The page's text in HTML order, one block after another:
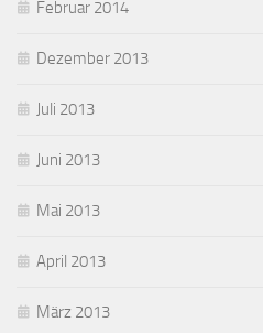
Februar 2014
Dezember 2013
Juli 2013
Juni 2013
Mai 2013
April 2013
März 2013